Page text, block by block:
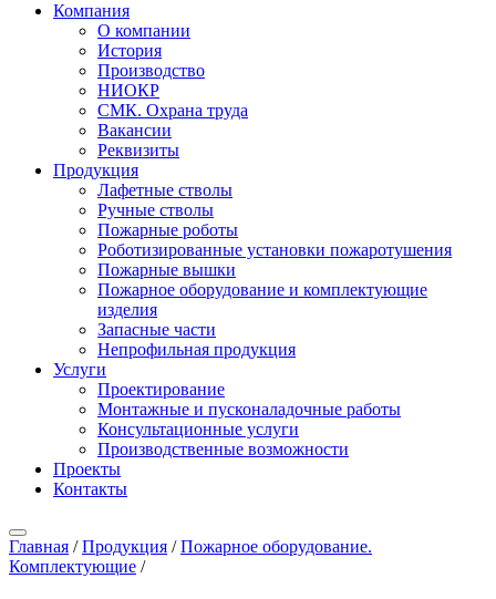
Компания
О компании
История
Производство
НИОКР
СМК. Охрана труда
Вакансии
Реквизиты
Продукция
Лафетные стволы
Ручные стволы
Пожарные роботы
Роботизированные установки пожаротушения
Пожарные вышки
Пожарное оборудование и комплектующие
изделия
Запасные части
Непрофильная продукция
Услуги
Проектирование
Монтажные и пусконаладочные работы
Консультационные услуги
Производственные возможности
Проекты
Контакты
Главная /Продукция /Пожарное оборудование.
Комплектующие /